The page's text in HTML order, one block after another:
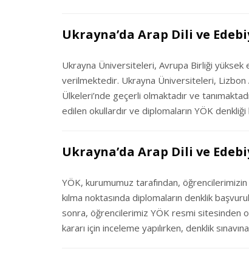
Ukrayna’da Arap Dili ve
Ukrayna Üniversiteleri, Avrupa Birliği
verilmektedir. Ukrayna Üniversiteleri, Lizbon
Ülkeleri’nde geçerli olmaktadır ve
edilen okullardır ve diplomaların YÖK denkliği
Ukrayna’da Arap Dili ve
YÖK, kurumumuz tarafından, öğrencilerimizin
kılma noktasında diplomaların denklik
sonra, öğrencilerimiz YÖK resmi sitesinden
kararı için inceleme yapılırken, denklik